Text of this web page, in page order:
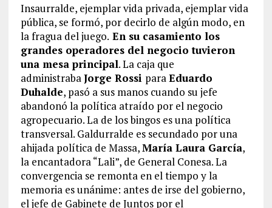
Insaurralde, ejemplar vida privada, ejemplar vida
pública, se formó, por decirlo de algún modo, en
la fragua del juego. En su casamiento los
grandes operadores del negocio tuvieron
una mesa principal. La caja que
administrabaJorge Rossi paraEduardo
Duhalde, pasó a sus manos cuando su jefe
abandonó la política atraído por el negocio
agropecuario. La de los bingos es una política
transversal. Galdurralde es secundado por una
ahijada política de Massa,María Laura García,
la encantadora “Lali”, de General Conesa. La
convergencia se remonta en el tiempo y la
memoria es unánime: antes de irse del gobierno,
el jefe de Gabinete de Juntos por el